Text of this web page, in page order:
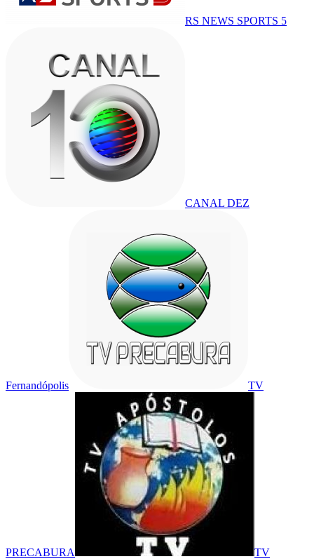
RS NEWS SPORTS 5
CANAL DEZ
Fernandópolis TV
PRECABURA TV